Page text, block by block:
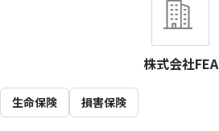
株式会社FEA
生命保険 損害保険